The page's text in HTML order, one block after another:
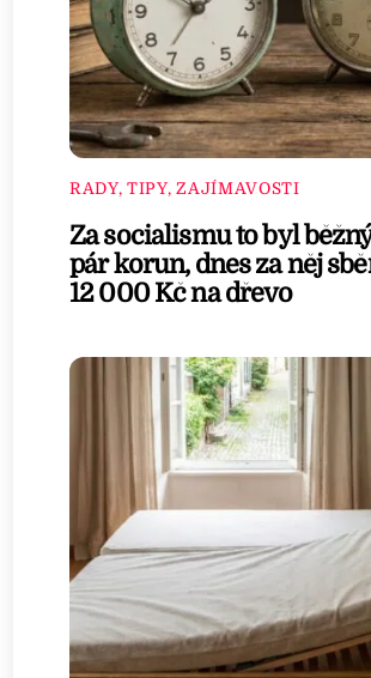
RADY, TIPY, ZAJÍMAVOSTI
Za socialismu to byl
pár korun, dnes za něj
12 000 Kč na dřevo